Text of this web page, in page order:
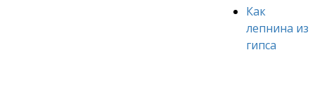
Как
лепнина из
гипса